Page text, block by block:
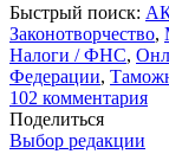
Быстрый поиск:
Законотворчество,
Налоги / ФНС,
Федерации,
102 комментария
Поделиться
Выбор редакции